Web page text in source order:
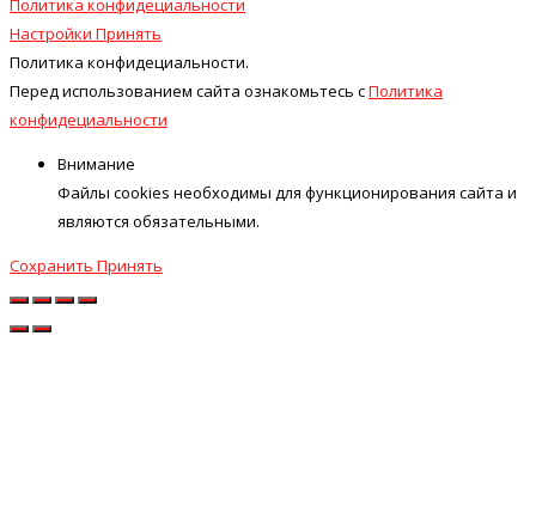
Политика конфидециальности
Настройки Принять
Политика конфидециальности.
Перед использованием сайта ознакомьтесь сПолитика
конфидециальности
Внимание
Файлы cookies необходимы для функционирования сайта и
являются обязательными.
Сохранить Принять